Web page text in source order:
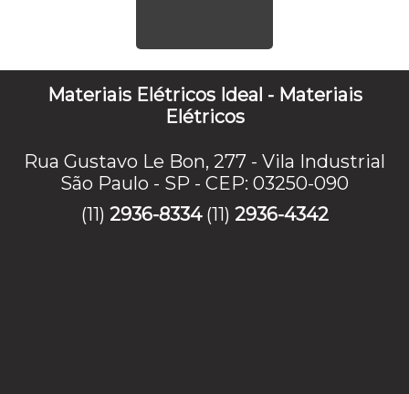
Materiais Elétricos Ideal - Materiais
Elétricos
Rua Gustavo Le Bon, 277 - Vila Industrial
São Paulo - SP - CEP: 03250-090
(11) 2936-8334 (11) 2936-4342